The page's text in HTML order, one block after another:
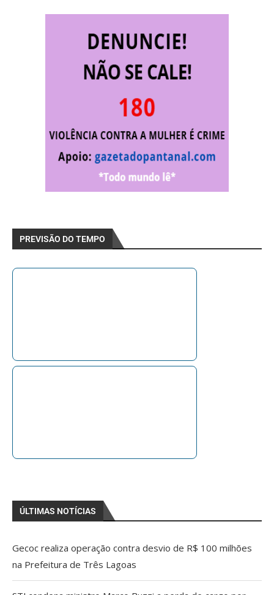
PREVISÃO DO TEMPO
ÚLTIMAS NOTÍCIAS
Gecoc realiza operação contra desvio de R$ 100 milhões
na Prefeitura de Três Lagoas